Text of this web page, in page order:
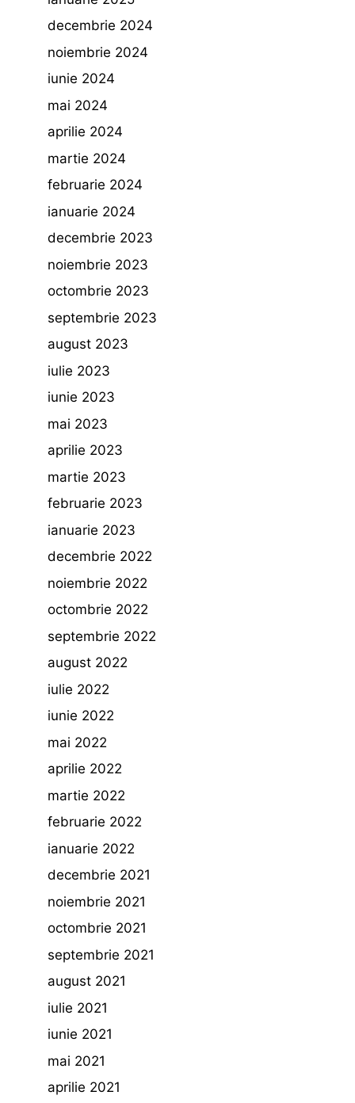
decembrie 2024
noiembrie 2024
iunie 2024
mai 2024
aprilie 2024
martie 2024
februarie 2024
ianuarie 2024
decembrie 2023
noiembrie 2023
octombrie 2023
septembrie 2023
august 2023
iulie 2023
iunie 2023
mai 2023
aprilie 2023
martie 2023
februarie 2023
ianuarie 2023
decembrie 2022
noiembrie 2022
octombrie 2022
septembrie 2022
august 2022
iulie 2022
iunie 2022
mai 2022
aprilie 2022
martie 2022
februarie 2022
ianuarie 2022
decembrie 2021
noiembrie 2021
octombrie 2021
septembrie 2021
august 2021
iulie 2021
iunie 2021
mai 2021
aprilie 2021